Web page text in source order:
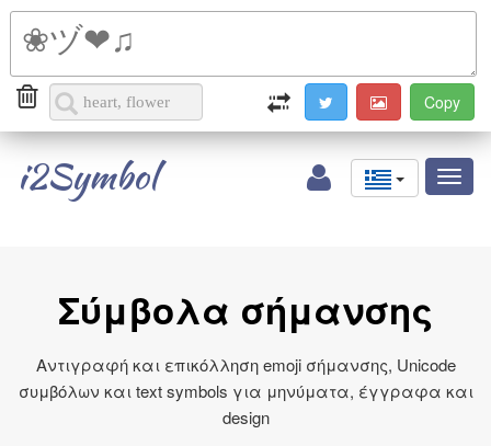
i2Symbol
Σύμβολα σήμανσης
Αντιγραφή και επικόλληση emoji σήμανσης, Unicode
συμβόλων και text symbols για μηνύματα, έγγραφα και
design